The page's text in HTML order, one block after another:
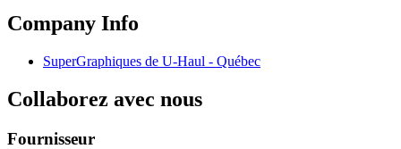
Company Info
SuperGraphiques de U-Haul - Québec
Collaborez avec nous
Fournisseur